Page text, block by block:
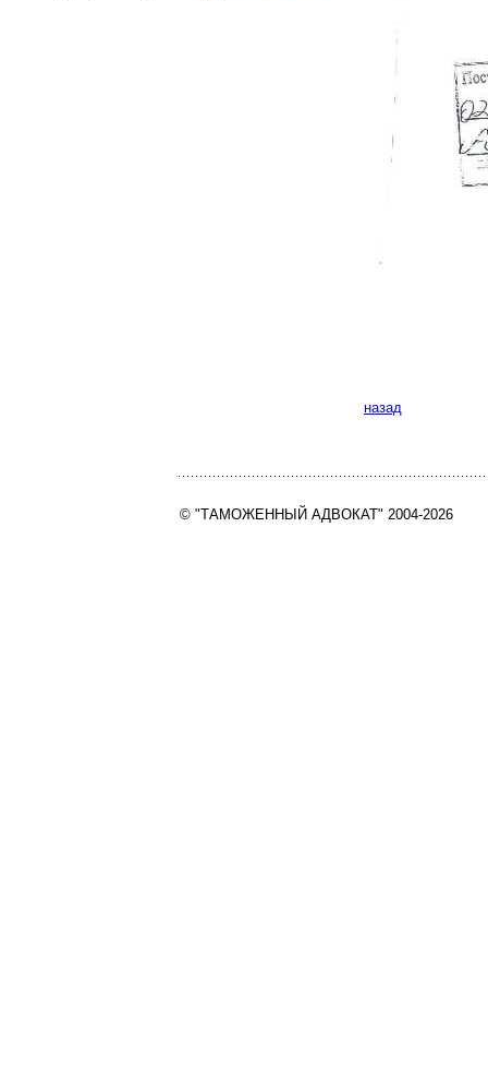
назад
© "ТАМОЖЕННЫЙ АДВОКАТ" 2004-2026